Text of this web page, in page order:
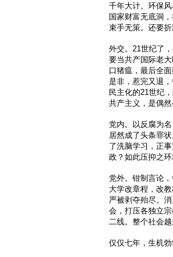
千年大计。环保
国家财富无底洞
束手无策。还要折
外交。21世纪了
要当共产国际老
口猪瘟，最后全
是非，惹完又退
民主化的21世纪
共产主义，是偶然
党内。以反腐为
居然成了头条罪
了洗脑学习，正
政？如此压抑之
党外。钳制言论
大学改章程，改
严被剥夺殆尽。
会，打压各独立
二线。整个社会
仅仅七年，生机